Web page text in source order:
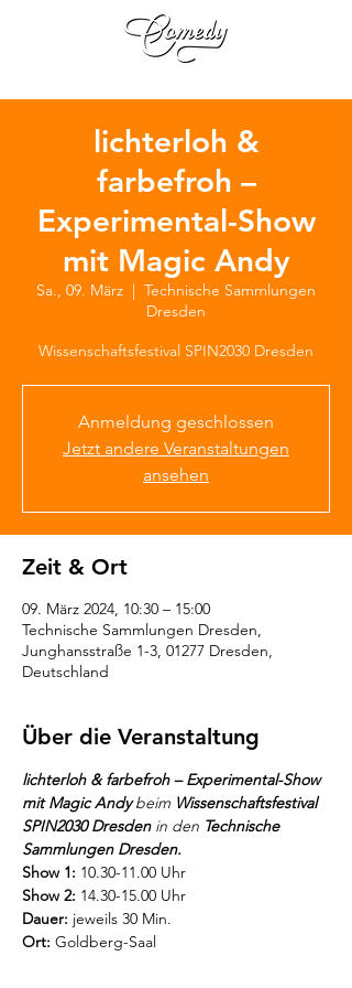
lichterloh &
farbefroh –
Experimental-Show
mit Magic Andy
Sa., 09. März
  |
Technische Sammlungen
Dresden
Wissenschaftsfestival SPIN2030 Dresden
Anmeldung geschlossen
Jetzt andere Veranstaltungen
ansehen
Zeit & Ort
09. März 2024, 10:30 – 15:00
Technische Sammlungen Dresden,
Junghansstraße 1-3, 01277 Dresden,
Deutschland
Über die Veranstaltung
lichterloh & farbefroh – Experimental-Show
mit Magic Andy beim Wissenschaftsfestival
SPIN2030 Dresden in den Technische
Sammlungen Dresden.
Show 1: 10.30-11.00 Uhr
Show 2: 14.30-15.00 Uhr
Dauer: jeweils 30 Min.
Ort: Goldberg-Saal